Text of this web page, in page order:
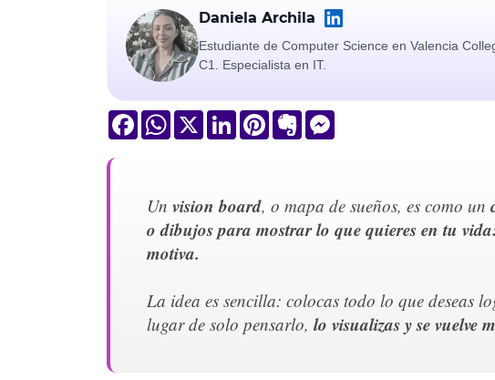
Daniela Archila
Estudiante de Computer Science en Valencia
C1. Especialista en IT.
FacebookWhatsApp
X LinkedInPinterestEvernote
Un vision board, o mapa de sueños, es como un
o dibujos para mostrar lo que quieres en tu
motiva.
La idea es sencilla: colocas todo lo que deseas
lugar de solo pensarlo, lo visualizas y se vuelve